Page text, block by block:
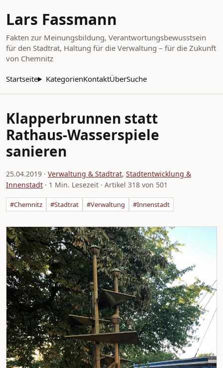
Lars Fassmann
Fakten zur Meinungsbildung, Verantwortungsbewusstsein
für den Stadtrat, Haltung für die Verwaltung – für die Zukunft
von Chemnitz
Startseite KategorienKontaktÜberSuche
Klapperbrunnen statt
Rathaus-Wasserspiele
sanieren
25.04.2019 · Verwaltung & Stadtrat, Stadtentwicklung &
Innenstadt · 1 Min. Lesezeit · Artikel 318 von 501
#Chemnitz #Stadtrat #Verwaltung #Innenstadt